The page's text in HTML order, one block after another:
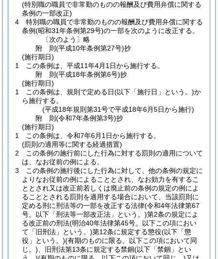
(特別職の職員で非常勤のものの報酬及び費用弁償に関する
条例の一部改正)
4
特別職の職員で非常勤のものの報酬及び費用弁償に関する
条例(昭和31年条例第29号)の一部を次のように改正する。
〔次のよう〕略
附 則(平成10年条例第27号)抄
(施行期日)
1
この条例は、平成11年4月1日から施行する。
附 則(平成18年条例第6号)抄
(施行期日)
1
この条例は、規則で定める日(以下「施行日」という。)か
ら施行する。
(平成18年規則第31号で平成18年6月5日から施行)
附 則(令和7年条例第3号)抄
(施行期日)
1
この条例は、令和7年6月1日から施行する。
(罰則の適用等に関する経過措置)
2
この条例の施行前にした行為に対する罰則の適用について
は、なお従前の例による。
3
この条例の施行後にした行為に対して、他の条例の規定に
よりなお従前の例によることとされ、なお効力を有するこ
ととされ又は改正前若しくは廃止前の条例の規定の例によ
ることとされる罰則を適用する場合において、当該罰則に
定める刑に刑法等の一部を改正する法律(令和4年法律第67
号。以下「刑法等一部改正法」という。)第2条の規定によ
る改正前の刑法(明治40年法律第45号。以下この項におい
て「旧刑法」という。)第12条に規定する懲役(以下「懲
役」という。)(有期のものに限る。以下この項において同
じ。) 、旧刑法第13条に規定する禁錮(以下「禁錮」とい